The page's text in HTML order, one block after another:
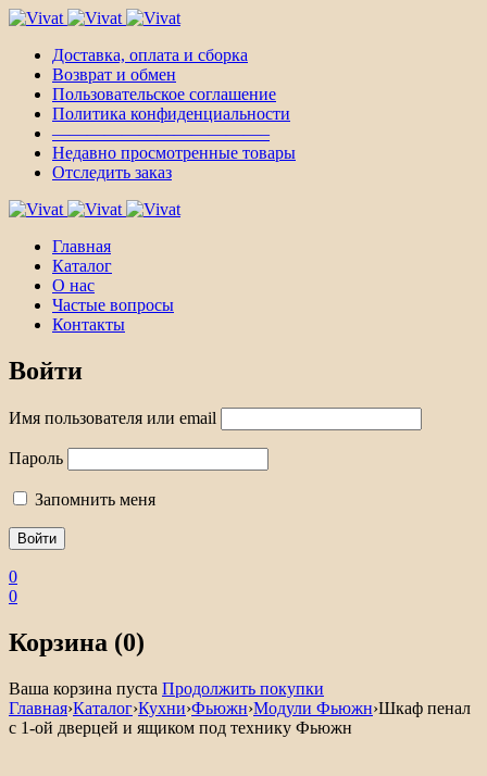
Доставка, оплата и сборка
Возврат и обмен
Пользовательское соглашение
Политика конфиденциальности
————————————–
Недавно просмотренные товары
Отследить заказ
Главная
Каталог
О нас
Частые вопросы
Контакты
Войти
Имя пользователя или email
Пароль
Запомнить меня
0
0
Корзина (0)
Ваша корзина пуста Продолжить покупки
Главная›Каталог›Кухни›Фьюжн›Модули Фьюжн›Шкаф пенал
с 1-ой дверцей и ящиком под технику Фьюжн